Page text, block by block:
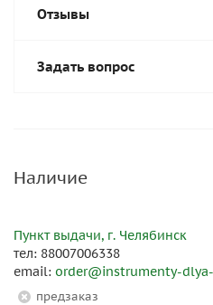
Отзывы
Задать вопрос
Наличие
Пункт выдачи, г. Челябинск
тел: 88007006338
email: order@instrumenty-
Предзаказ